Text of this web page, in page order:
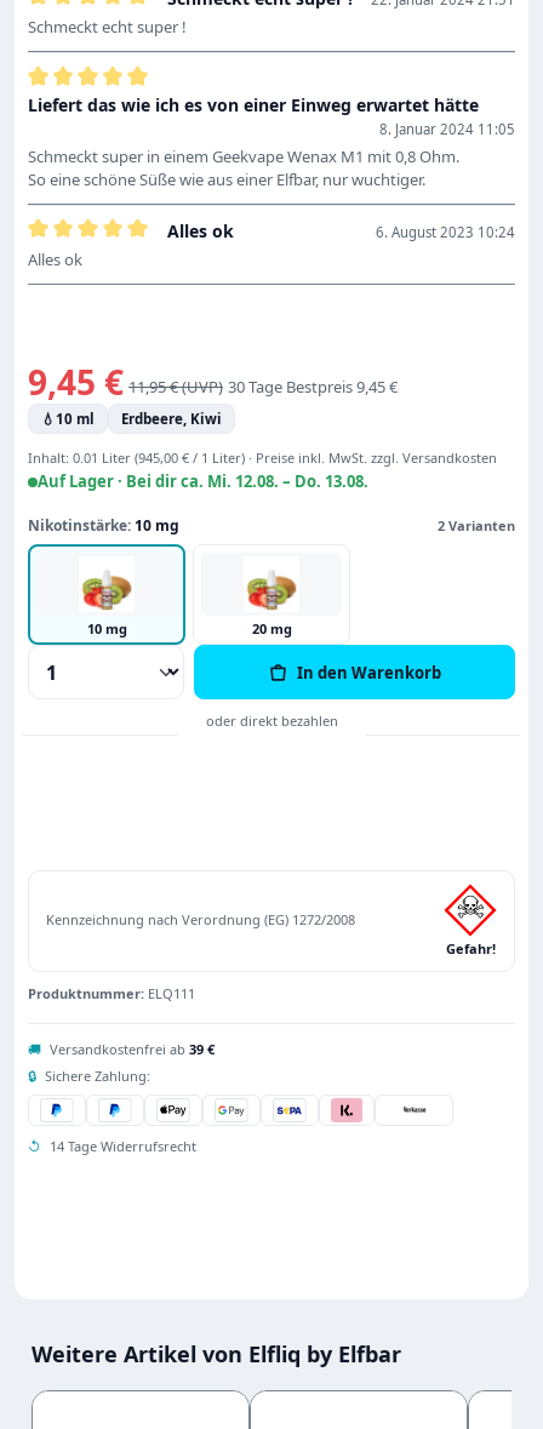
Bewertung mit 5 von 5 Sternen
Schmeckt echt super !
8. Januar 2024 11:05
Bewertung mit 5 von 5 Sternen
Liefert das wie ich es von einer Einweg erwartet hätte
Schmeckt super in einem Geekvape Wenax M1 mit 0,8 Ohm.
So eine schöne Süße wie aus einer Elfbar, nur wuchtiger.
6. August 2023 10:24
Bewertung mit 5 von 5 Sternen
Alles ok
Alles ok
Verkaufspreis:
9,45 € Regulärer Preis:
11,95 € 30 Tage Bestpreis 9,45 €
💧 10 ml Erdbeere, Kiwi
Inhalt: 0.01 Liter (945,00 € / 1 Liter) · Preise inkl. MwSt. zzgl. Versandkosten
Auf Lager · Bei dir ca. Mi. 12.08. – Do. 13.08.
Nikotinstärke: 10 mg 2 Varianten
10 mg 20 mg
Produkt Anzahl: Gib den gewünschten
In den Warenkorb
Kennzeichnung nach Verordnung (EG) 1272/2008
Gefahr!
Produktnummer: ELQ111
🚚 Versandkostenfrei ab 39 €
🔒 Sichere Zahlung:
↺ 14 Tage Widerrufsrecht
Weitere Artikel von Elfliq by Elfbar
Produktgalerie überspringen